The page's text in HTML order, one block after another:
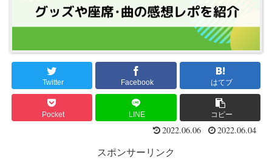
Twitter Facebook はてブ
Pocket LINE コピー
2022.06.06 2022.06.04
スポンサーリンク